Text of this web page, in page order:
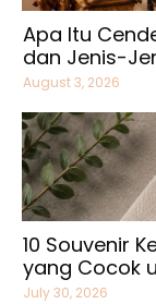
Apa Itu
dan Jenis-
August 3, 2026
10 Souvenir
yang Cocok
July 30, 2026